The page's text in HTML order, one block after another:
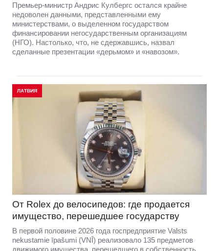
Премьер-министр Андрис Кулбергс остался крайне
недоволен данными, представленными ему
министерствами, о выделенном государством
финансировании негосударственным организациям
(НГО). Настолько, что, не сдержавшись, назвал
сделанные презентации «дерьмом» и «навозом».
ЛАТВИЯ
От Rolex до велосипедов: где продается
имущество, перешедшее государству
В первой половине 2026 года госпредприятие Valsts
nekustamie īpašumi (VNĪ) реализовало 135 предметов
движимого имущества, перешедшего в собственность